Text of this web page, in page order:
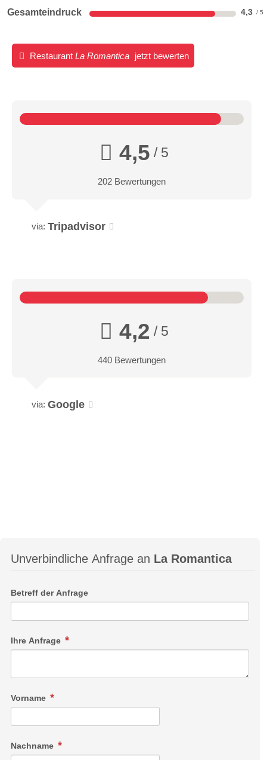
Gesamteindruck 4,3
Restaurant La Romantica jetzt bewerten
4,5 / 5
202 Bewertungen
via: Tripadvisor
4,2 / 5
440 Bewertungen
via: Google
Unverbindliche Anfrage an La Romantica
Betreff der Anfrage
Ihre Anfrage
Vorname
Nachname